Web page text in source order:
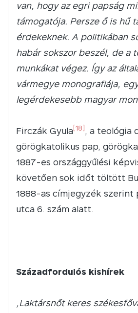
van, hogy az egri papság
támogatója. Persze ő is hű
érdekeknek. A politikában
habár sokszor beszél, de a
munkákat végez. Így az
vármegye monografiája,
legérdekesebb magyar
Firczák Gyula [18] , a teológia
görögkatolikus pap,
1887-es országgyűlési
követően sok időt töltött
1888-as címjegyzék szerint
utca 6. szám alatt.
Századfordulós kishírek
„Laktársnőt keres